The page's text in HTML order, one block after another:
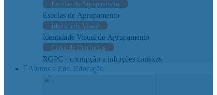
Escolas do Agrupamento
Escolas do Agrupamento
Identidade Visual
Identidade Visual do Agrupamento
Canal de Denúncias
RGPC - corrupção e infrações conexas
Alunos e Enc. Educação